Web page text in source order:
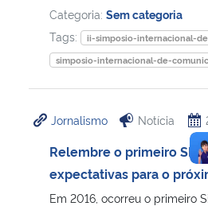
Categoria: Sem categoria
Tags:
ii-simposio-internacional-
simposio-internacional-de-
Jornalismo Notícia
Relembre o primeiro SIC
expectativas para o
Em 2016, ocorreu o primeiro